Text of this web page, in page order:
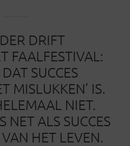
DRIFT
FAALFESTIVAL:
SUCCES
MISLUKKEN’ IS.
NIET.
NET ALS SUCCES
HET LEVEN.